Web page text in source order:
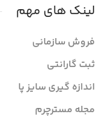
لینک های مهم
فروش سازمانی
ثبت گارانتی
اندازه گیری سایز پا
مجله مسترچرم